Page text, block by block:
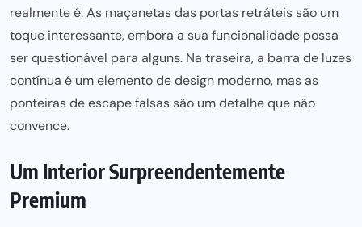
realmente é. As maçanetas das portas retráteis são um
toque interessante, embora a sua funcionalidade possa
ser questionável para alguns. Na traseira, a barra de luzes
contínua é um elemento de design moderno, mas as
ponteiras de escape falsas são um detalhe que não
convence.
Um Interior Surpreendentemente
Premium